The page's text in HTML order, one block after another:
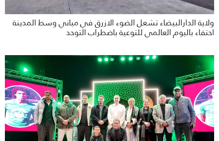
ولاية الدارالبيضاء تشعل الضوء الازرق في مباني وسط المدينة
احتفاء باليوم العالمي للتوعية باضطراب التوحد